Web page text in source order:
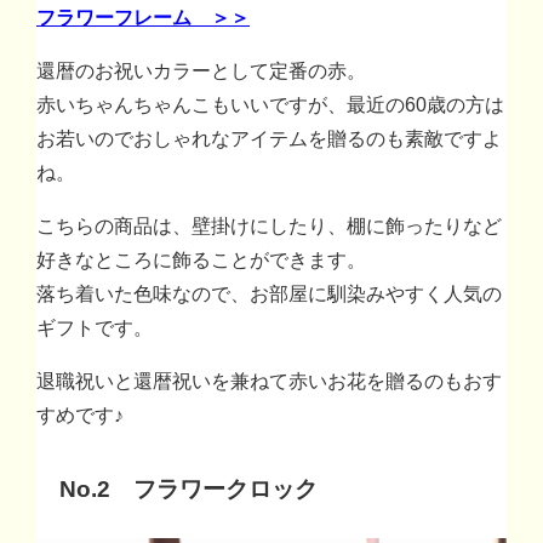
フラワーフレーム ＞＞
還暦のお祝いカラーとして定番の赤。
赤いちゃんちゃんこもいいですが、最近の60歳の方は
お若いのでおしゃれなアイテムを贈るのも素敵ですよ
ね。
こちらの商品は、壁掛けにしたり、棚に飾ったりなど
好きなところに飾ることができます。
落ち着いた色味なので、お部屋に馴染みやすく人気の
ギフトです。
退職祝いと還暦祝いを兼ねて赤いお花を贈るのもおす
すめです♪
No.2 フラワークロック